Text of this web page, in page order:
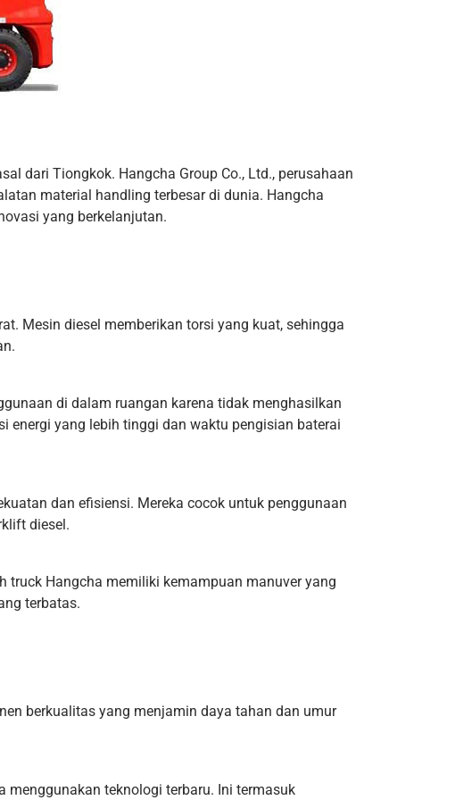
dari Tiongkok. Hangcha Group Co., Ltd., perusahaan
material handling terbesar di dunia. Hangcha
yang berkelanjutan.
Mesin diesel memberikan torsi yang kuat, sehingga
di dalam ruangan karena tidak menghasilkan
energi yang lebih tinggi dan waktu pengisian baterai
dan efisiensi. Mereka cocok untuk penggunaan
diesel.
truck Hangcha memiliki kemampuan manuver yang
terbatas.
berkualitas yang menjamin daya tahan dan umur
teknologi terbaru. Ini termasuk